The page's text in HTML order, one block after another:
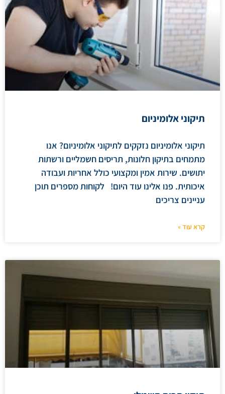
תיקוני אלומיניום
תיקוני אלומיניום נזקקים לתיקוני אלומיניום? אנו
מתמחים בתיקון חלונות, תריסים חשמליים ורשתות
יתושים. שירות אמין ומקצועי כולל אחריות ועבודה
איכותית. פנו אלינו עוד היום! לקוחות מספרים תוכן
עניינים צריכים
קרא עוד »